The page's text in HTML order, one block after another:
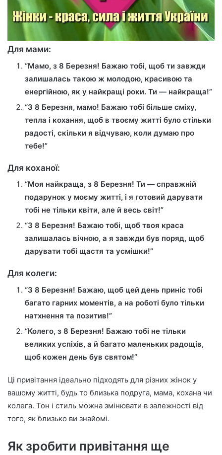
Для мами:
“Мамо, з 8 Березня! Бажаю тобі, щоб ти завжди
залишалась такою ж молодою, красивою та
енергійною, як у найкращі роки. Ти — найкраща!”
“З 8 Березня, мамо! Бажаю тобі більше сміху,
тепла і кохання, щоб в твоєму житті було стільки
радості, скільки я відчуваю, коли думаю про
тебе!”
Для коханої:
“Моя найкраща, з 8 Березня! Ти — справжній
подарунок у моєму житті, і я готовий дарувати
тобі не тільки квіти, але й весь світ!”
“З 8 Березня! Бажаю тобі, щоб твоя краса
залишалась вічною, а я завжди був поряд, щоб
дарувати тобі щастя та усмішки!”
Для колеги:
“З 8 Березня! Бажаю, щоб цей день приніс тобі
багато гарних моментів, а на роботі було тільки
натхнення та позитив!”
“Колего, з 8 Березня! Бажаю тобі не тільки
великих успіхів, а й багато маленьких радощів,
щоб кожен день був святом!”
Ці привітання ідеально підходять для різних жінок у
вашому житті, будь то близька подруга, мама, кохана чи
колега. Тон і стиль можна змінювати в залежності від
того, як близько ви знайомі.
Як зробити привітання ще